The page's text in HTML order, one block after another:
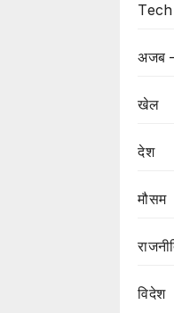
अजब
खेल
देश
मौसम
विदेश